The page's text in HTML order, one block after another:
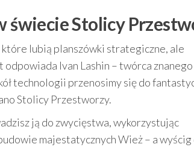
świecie Stolicy
lubią planszówki strategiczne, ale
Ivan Lashin – twórca znanego
technologii przenosimy się do
Stolicy Przestworzy.
ją do zwycięstwa, wykorzystując
majestatycznych Wież – a wyścig